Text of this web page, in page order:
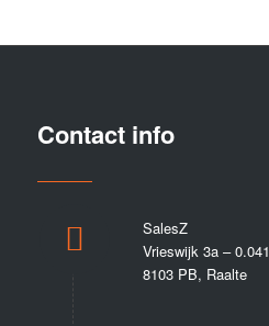
Contact info
SalesZ
Vrieswijk 3a – 0.041
8103 PB, Raalte